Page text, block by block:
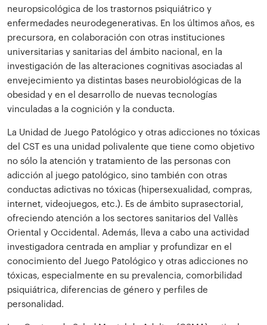
neuropsicológica de los trastornos psiquiátrico y
enfermedades neurodegenerativas. En los últimos años, es
precursora, en colaboración con otras instituciones
universitarias y sanitarias del ámbito nacional, en la
investigación de las alteraciones cognitivas asociadas al
envejecimiento ya distintas bases neurobiológicas de la
obesidad y en el desarrollo de nuevas tecnologías
vinculadas a la cognición y la conducta.
La Unidad de Juego Patológico y otras adicciones no tóxicas
del CST es una unidad polivalente que tiene como objetivo
no sólo la atención y tratamiento de las personas con
adicción al juego patológico, sino también con otras
conductas adictivas no tóxicas (hipersexualidad, compras,
internet, videojuegos, etc.). Es de ámbito suprasectorial,
ofreciendo atención a los sectores sanitarios del Vallès
Oriental y Occidental. Además, lleva a cabo una actividad
investigadora centrada en ampliar y profundizar en el
conocimiento del Juego Patológico y otras adicciones no
tóxicas, especialmente en su prevalencia, comorbilidad
psiquiátrica, diferencias de género y perfiles de
personalidad.